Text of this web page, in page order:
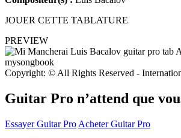
JOUER CETTE TABLATURE
PREVIEW
Copyright: © All Rights Reserved -
Guitar Pro n’attend que
Essayer Guitar Pro Acheter Guitar Pro